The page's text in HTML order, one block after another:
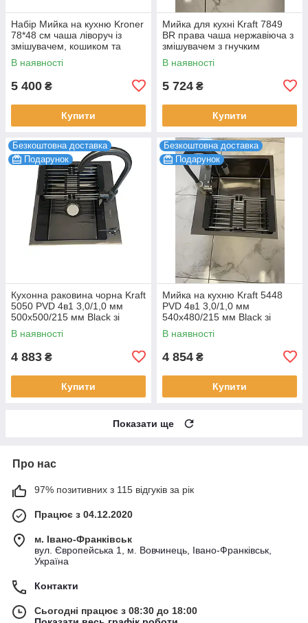
Набір Мийка на кухню Kroner
78*48 см чаша ліворуч із
змішувачем, кошиком та
дозатором, раковина кухонна
В наявності
5 400 ₴
Купити
Мийка для кухні Kraft 7849
ВR права чаша нержавіюча з
змішувачем з гнучким
краном, раковина кухонна
В наявності
5 724 ₴
Купити
Безкоштовна доставка
Подарунок
Кухонна раковина чорна Kraft
5050 PVD 4в1 3,0/1,0 мм
500х500/215 мм Black зі
змішувачем, раковина
кухонна
В наявності
4 883 ₴
Купити
Безкоштовна доставка
Подарунок
Мийка на кухню Kraft 5448
PVD 4в1 3,0/1,0 мм
540х480/215 мм Black зі
змішувачем, раковина
кухонна нержавійка
В наявності
4 854 ₴
Купити
Показати ще
Про нас
97% позитивних з 115 відгуків за рік
Працює з 04.12.2020
м. Івано-Франківськ
вул. Європейська 1, м. Вовчинець, Івано-Франківськ,
Україна
Контакти
Сьогодні працює з 08:30 до 18:00